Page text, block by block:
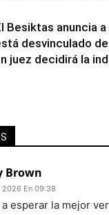
Besiktas anuncia
desvinculado
juez decidirá la
Brown
2026 En 09:38
a esperar la mejor